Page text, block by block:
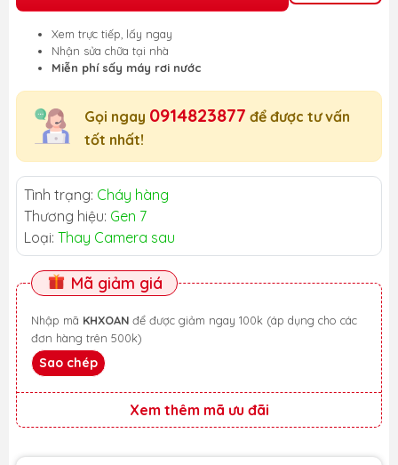
Xem trực tiếp, lấy ngay
Nhận sửa chữa tại nhà
Miễn phí sấy máy rơi nước
Gọi ngay 0914823877 để được tư vấn
tốt nhất!
Tình trạng: Cháy hàng
Thương hiệu: Gen 7
Loại: Thay Camera sau
Mã giảm giá
Nhập mã KHXOAN
đơn hàng trên 500k)
Sao chép
Xem thêm mã ưu đãi